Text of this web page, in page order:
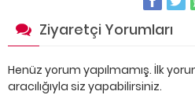
Ziyaretçi Yorumları
Henüz yorum yapılmamış. İlk
aracılığıyla siz yapabilirsiniz.